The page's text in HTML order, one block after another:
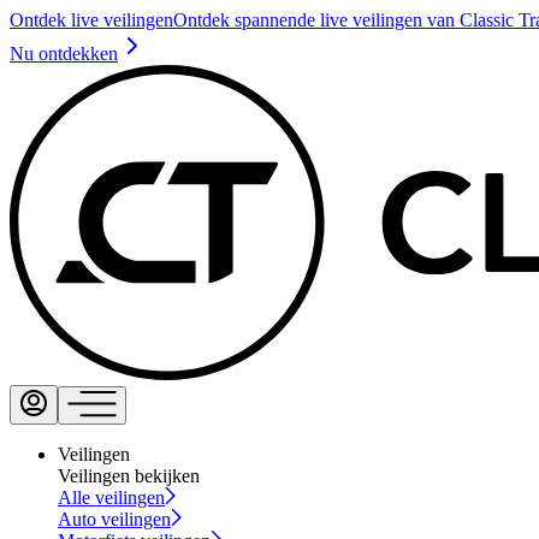
Ontdek live veilingenOntdek spannende live veilingen van Classic
Nu ontdekken
Veilingen
Veilingen bekijken
Alle veilingen
Auto veilingen